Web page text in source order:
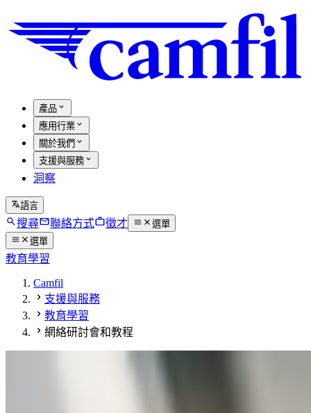
產品
應用行業
關於我們
支援與服務
洞察
語言
搜尋 聯絡方式 徵才
選單
選單
教育學習
Camfil
支援與服務
教育學習
網絡研討會和教程